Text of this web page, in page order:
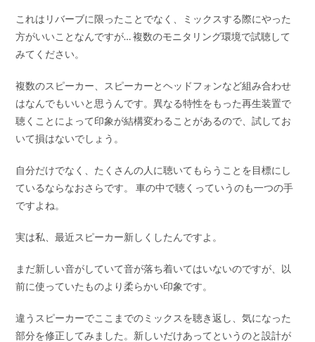
これはリバーブに限ったことでなく、ミックスする際にやった
方がいいことなんですが… 複数のモニタリング環境で試聴して
みてください。
複数のスピーカー、スピーカーとヘッドフォンなど組み合わせ
はなんでもいいと思うんです。異なる特性をもった再生装置で
聴くことによって印象が結構変わることがあるので、試してお
いて損はないでしょう。
自分だけでなく、たくさんの人に聴いてもらうことを目標にし
ているならなおさらです。 車の中で聴くっていうのも一つの手
ですよね。
実は私、最近スピーカー新しくしたんですよ。
まだ新しい音がしていて音が落ち着いてはいないのですが、以
前に使っていたものより柔らかい印象です。
違うスピーカーでここまでのミックスを聴き返し、気になった
部分を修正してみました。新しいだけあってというのと設計が